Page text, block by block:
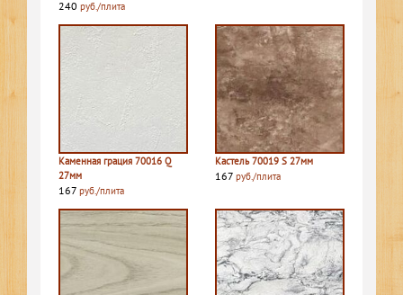
240 руб./плита
Каменная грация 70016 Q
27мм
167 руб./плита
Кастель 70019 S 27мм
167 руб./плита